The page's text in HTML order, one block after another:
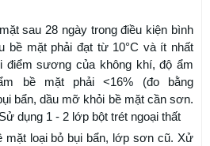
sau 28 ngày trong điều kiện bình
bề mặt phải đạt từ 10°C và ít nhất
điểm sương của không khí, độ ẩm
bề mặt phải <16% (đo bằng
bẩn, dầu mỡ khỏi bề mặt cần sơn.
dụng 1 - 2 lớp bột trét ngoại thất
mặt loại bỏ bụi bẩn, lớp sơn cũ. Xử